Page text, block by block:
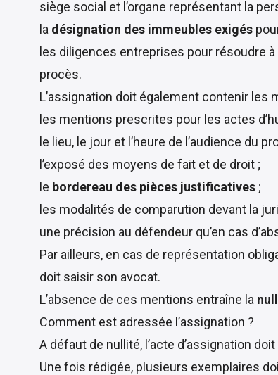
siège social et l’organe représentant la
la désignation des immeubles exigés
les diligences entreprises pour résoudre
procès.
L’assignation doit également contenir les
les mentions prescrites pour les actes
le lieu, le jour et l’heure de l’audience du
l’exposé des moyens de fait et de droit ;
le bordereau des pièces justificatives ;
les modalités de comparution devant la
une précision au défendeur qu’en cas
Par ailleurs, en cas de représentation
doit saisir son avocat.
L’absence de ces mentions entraîne la
Comment est adressée l’assignation ?
A défaut de nullité, l’acte d’assignation
Une fois rédigée, plusieurs exemplaires